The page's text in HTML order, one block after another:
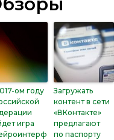
ом году
игра
Загружать
контент в сети
«ВКонтакте»
предлагают
по паспорту